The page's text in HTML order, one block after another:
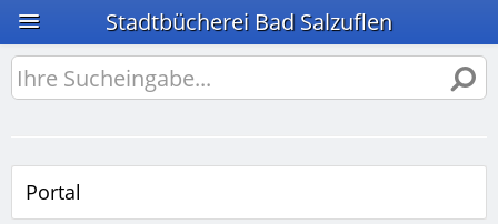
Stadtbücherei Bad Salzuflen
Portal